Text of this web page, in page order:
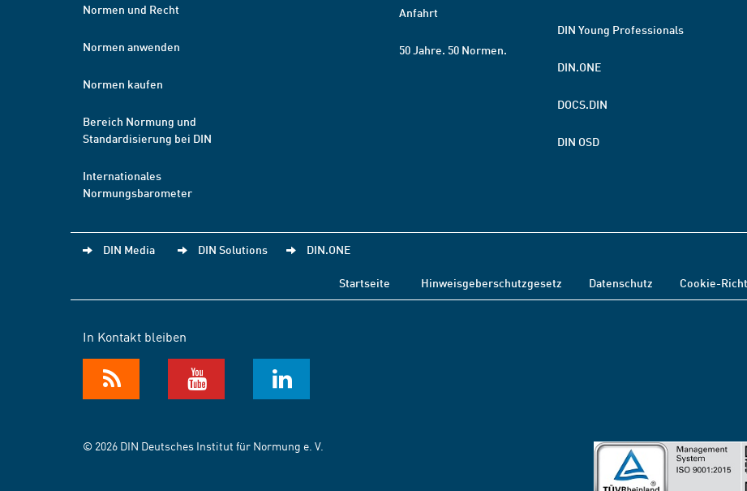
Normen und Recht
Normen anwenden
Normen kaufen
Bereich Normung und
Standardisierung bei DIN
Internationales
Normungsbarometer
Anfahrt
50 Jahre. 50 Normen.
DIN Young Professionals
DIN.ONE
DOCS.DIN
DIN OSD
DIN Media DIN Solutions DIN.ONE
Startseite Hinweisgeberschutzgesetz Datenschutz Cookie-
In Kontakt bleiben
© 2026 DIN Deutsches Institut für Normung e. V.